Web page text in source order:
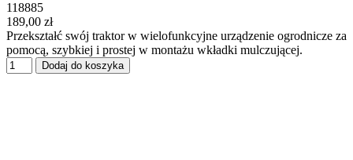
118885
189,00 zł
Przekształć swój traktor w wielofunkcyjne urządzenie ogrodnicze za
pomocą, szybkiej i prostej w montażu wkładki mulczującej.
Dodaj do koszyka